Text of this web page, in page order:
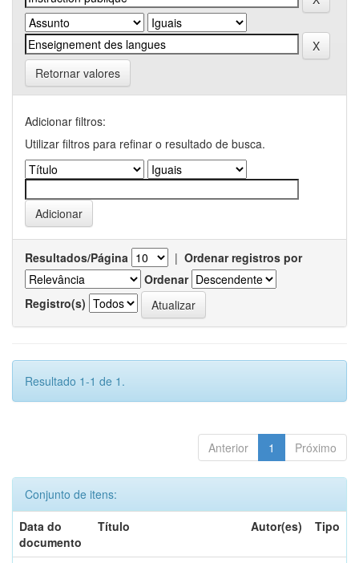
Retornar valores
Adicionar filtros:
Utilizar filtros para refinar o resultado de busca.
Resultados/Página | Ordenar registros por
Ordenar
Registro(s)
Resultado 1-1 de 1.
Anterior 1 Próximo
Conjunto de itens:
Data do
documento
Título Autor(es) Tipo